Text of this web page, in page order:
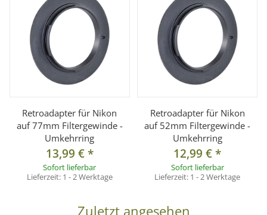
Retroadapter für Nikon
auf 77mm Filtergewinde -
Umkehrring
13,99 €*
Sofort lieferbar
Lieferzeit: 1 - 2 Werktage
Retroadapter für Nikon
auf 52mm Filtergewinde -
Umkehrring
12,99 €*
Sofort lieferbar
Lieferzeit: 1 - 2 Werktage
Zuletzt angesehen